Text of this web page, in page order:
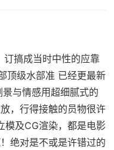
搞成当时中性的应靠
顶级水部准 已经更最新
与情感用超细腻式的
，行得接触的员物很许
模及CG渲染，都是电影
绝对是不或是许错过的